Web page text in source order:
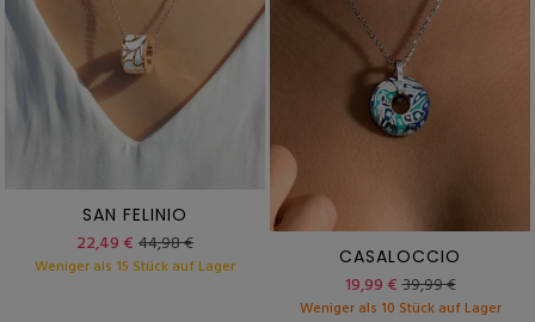
SAN FELINIO
22,49 € 44,98 €
Weniger als 15 Stück auf Lager CASALOCCIO
19,99 €39,99 €
Weniger als 10 Stück auf Lager